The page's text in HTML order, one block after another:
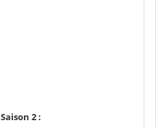
Saison 2 :